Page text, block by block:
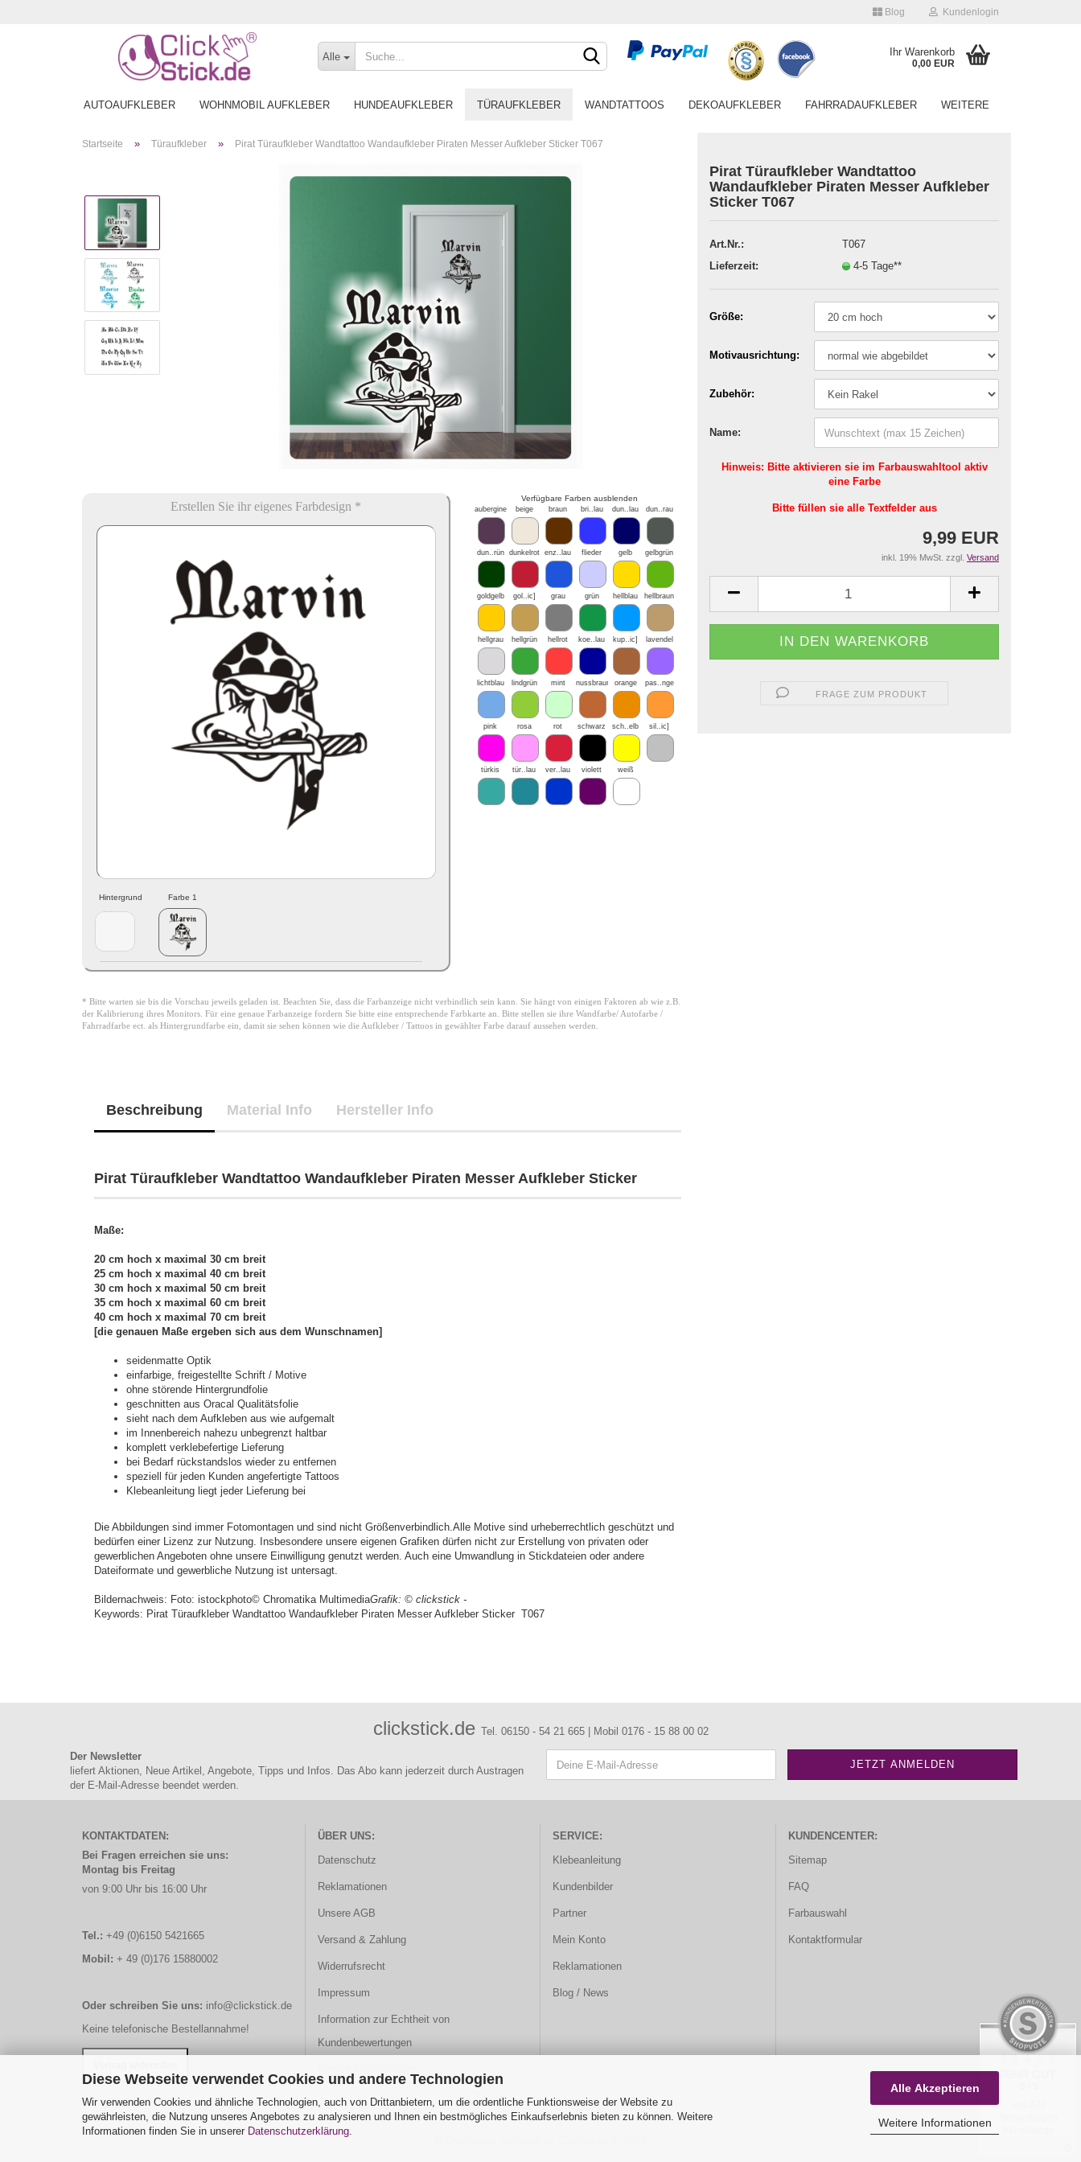
Diese Webseite verwendet Cookies und andere Technologien
Wir verwenden Cookies und ähnliche Technologien, auch von Drittanbietern, um die ordentliche Funktionsweise der Website zu
gewährleisten, die Nutzung unseres Angebotes zu analysieren und Ihnen ein bestmögliches Einkaufserlebnis bieten zu können. Weitere
Informationen finden Sie in unserer Datenschutzerklärung.
Alle Akzeptieren
Weitere Informationen
Blog Kundenlogin
Alle Ihr Warenkorb
0,00 EUR
AUTOAUFKLEBER WOHNMOBIL AUFKLEBER HUNDEAUFKLEBER TÜRAUFKLEBER WANDTATTOOS DEKOAUFKLEBER FAHRRADAUFKLEBER WEITERE
Startseite » Türaufkleber » Pirat Türaufkleber Wandtattoo Wandaufkleber Piraten Messer Aufkleber Sticker T067
Pirat Türaufkleber Wandtattoo
Wandaufkleber Piraten Messer Aufkleber
Sticker T067
Art.Nr.:
T067
Lieferzeit:
4-5 Tage**
Größe:
Motivausrichtung:
Zubehör:
Name:
Hinweis: Bitte aktivieren sie im Farbauswahltool aktiv
eine Farbe
Bitte füllen sie alle Textfelder aus
9,99 EUR
inkl. 19% MwSt. zzgl. Versand
FRAGE ZUM PRODUKT
Erstellen Sie ihr eigenes Farbdesign *
Hintergrund Farbe 1
Verfügbare Farben ausblenden
aubergine beige braun bri..lau dun..lau dun..rau
dun..rün dunkelrot enz..lau flieder gelb gelbgrün
goldgelb gol..ic] grau grün hellblau hellbraun
hellgrau hellgrün hellrot koe..lau kup..ic] lavendel
lichtblau lindgrün mint nussbraun orange pas..nge
pink rosa rot schwarz sch..elb sil..ic]
türkis tür..lau ver..lau violett weiß
* Bitte warten sie bis die Vorschau jeweils geladen ist. Beachten Sie, dass die Farbanzeige nicht verbindlich sein kann. Sie hängt von einigen Faktoren ab wie z.B.
der Kalibrierung ihres Monitors. Für eine genaue Farbanzeige fordern Sie bitte eine entsprechende Farbkarte an. Bitte stellen sie ihre Wandfarbe/ Autofarbe /
Fahrradfarbe ect. als Hintergrundfarbe ein, damit sie sehen können wie die Aufkleber / Tattoos in gewählter Farbe darauf aussehen werden.
Beschreibung Material Info Hersteller Info
Pirat Türaufkleber Wandtattoo Wandaufkleber Piraten Messer Aufkleber Sticker
Maße:
20 cm hoch x maximal 30 cm breit
25 cm hoch x maximal 40 cm breit
30 cm hoch x maximal 50 cm breit
35 cm hoch x maximal 60 cm breit
40 cm hoch x maximal 70 cm breit
[die genauen Maße ergeben sich aus dem Wunschnamen]
seidenmatte Optik
einfarbige, freigestellte Schrift / Motive
ohne störende Hintergrundfolie
geschnitten aus Oracal Qualitätsfolie
sieht nach dem Aufkleben aus wie aufgemalt
im Innenbereich nahezu unbegrenzt haltbar
komplett verklebefertige Lieferung
bei Bedarf rückstandslos wieder zu entfernen
speziell für jeden Kunden angefertigte Tattoos
Klebeanleitung liegt jeder Lieferung bei
Die Abbildungen sind immer Fotomontagen und sind nicht Größenverbindlich.Alle Motive sind urheberrechtlich geschützt und
bedürfen einer Lizenz zur Nutzung. Insbesondere unsere eigenen Grafiken dürfen nicht zur Erstellung von privaten oder
gewerblichen Angeboten ohne unsere Einwilligung genutzt werden. Auch eine Umwandlung in Stickdateien oder andere
Dateiformate und gewerbliche Nutzung ist untersagt.
Bildernachweis: Foto: istockphoto© Chromatika MultimediaGrafik: © clickstick -
Keywords: Pirat Türaufkleber Wandtattoo Wandaufkleber Piraten Messer Aufkleber Sticker T067
clickstick.de Tel. 06150 - 54 21 665 | Mobil 0176 - 15 88 00 02
Der Newsletter
liefert Aktionen, Neue Artikel, Angebote, Tipps und Infos. Das Abo kann jederzeit durch Austragen
der E-Mail-Adresse beendet werden.
KONTAKTDATEN:
Bei Fragen erreichen sie uns:
Montag bis Freitag
von 9:00 Uhr bis 16:00 Uhr
Tel.: +49 (0)6150 5421665
Mobil: + 49 (0)176 15880002
Oder schreiben Sie uns: info@clickstick.de
Keine telefonische Bestellannahme!
ÜBER UNS:
Datenschutz
Reklamationen
Unsere AGB
Versand & Zahlung
Widerrufsrecht
Impressum
Information zur Echtheit von
Kundenbewertungen
SERVICE:
Klebeanleitung
Kundenbilder
Partner
Mein Konto
Reklamationen
Blog / News
KUNDENCENTER:
Sitemap
FAQ
Farbauswahl
Kontaktformular
SEHR GUT